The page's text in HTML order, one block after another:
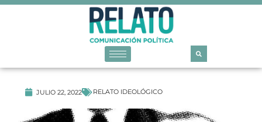
JULIO 22, 2022 RELATO IDEOLÓGICO